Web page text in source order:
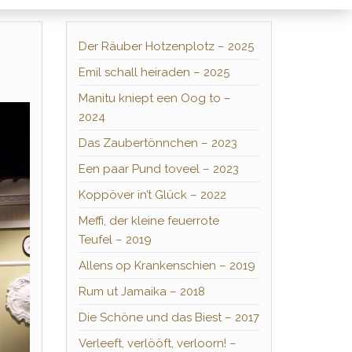
Der Räuber Hotzenplotz – 2025
Emil schall heiraden – 2025
Manitu kniept een Oog to –
2024
Das Zaubertönnchen – 2023
Een paar Pund toveel – 2023
Koppöver in’t Glück – 2022
Meffi, der kleine feuerrote
Teufel – 2019
Allens op Krankenschien – 2019
Rum ut Jamaika – 2018
Die Schöne und das Biest – 2017
Verleeft, verlööft, verloorn! –